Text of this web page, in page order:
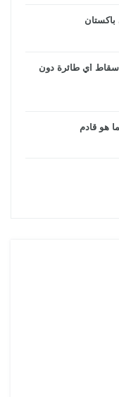
باكستان
أي طائرة دون
هو قادم